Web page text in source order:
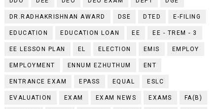
DR.RADHAKRISHNAN AWARD DSE DTED E-FILING
EDUCATION EDUCATION LOAN EE EE - TREM - 3
EE LESSON PLAN EL ELECTION EMIS EMPLOY
EMPLOYMENT ENNUM EZHUTHUM ENT
ENTRANCE EXAM EPASS EQUAL ESLC
EVALUATION EXAM EXAM NEWS EXAMS FA(B)